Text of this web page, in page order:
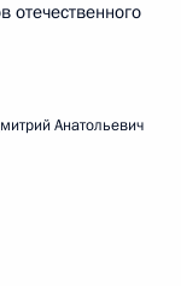
отечественного
Анатольевич